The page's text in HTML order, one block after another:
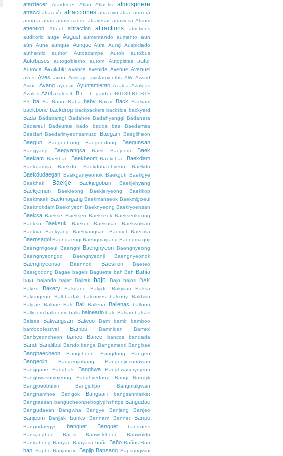
atardecer Atardecer Atlan Atlantis atmosphere
atracci atracción atracciones atractivo atrae atraerá
atrapar atrás atravesando atravesar atraviesa Atrium
attention Atteul attraction attractions
attrctions
auditorio
auge August aumentando aumento
aun
aún
Aune aunque Aunque Aura Auraji Auspiciado
authentic
author Autoacampe Autob autobús
Autobuses autogobierno autom Autopistas autor
Autovía Available avance avenida Avenue Avenuel
aves Aves avión Avistaje avistamientos AW Award
Awon Ayang ayudar Ayuntamiento Azalea Azaleas
Azales Azul azules b B b__b_garden B0139 B1 B1F
B3
ba Ba Baan Baba baby Bacar Back Backam
backbone backdrop backpackers backside backyard
Bada Badabaragi Badahoe Badahyanggi Badanara
Badareul
Badeurae bado bados bae
Baedamsa
Baedari Baedarimyeonsamuso Baegam Baegilheon
Baegun Baegunbong Baegundong Baegunsan
Baegyang Baegyangsa Baeil Baejeom
Baek
Baekam Baekban Baekbeom Baekchae Baekdam
Baekdamsa Baekdo Baekdohaebyeon Baekdu
Baekdudaegan Baekgamyeonok Baekgok Baekgye
Baekhak
Baekje Baekjegobun Baekjehyang
Baekjemun Baekjeong Baekjeryeong
Baekkop
Baekmaek Baekmagang Baekmanseok Baekmigoeul
Baeknokdam Baeknyeon Baeknyeong Baekryoensan
Baeksa Baekse Baekseo Baekseok Baekseokdong
Baeksu
Baeksuk Baekun Baekusan
Baekwolsan
Baekya
Baekyang Baekyangsan Baemet Baemsa
Baemsagol Baendaengi Baengmagang Baengmagoji
Baengmigoeul Baengni Baengnyeon Baengnyeong
Baengnyeongdo
Baengnyeonji Baengnyeonok
Baengnyeonsa Baennori Baesiron
Baeteo
Baetgodong Bagae bagels Baguette bah Bah Bahía
baja
bajando bajar Bajirak bajo Bajo bajos
BAK
Baked
Bakery Bakgane Bakjido Bakjisan
Baksa
Baksugeun
Balbbadak balconies balcony
Baldwin
Balgae
Balhae Bali Ball Ballena Ballenas
balloon
Ballroom ballrooms balls balneario balo Balsan balsas
Balsas
Balwangsan Balwoo Bam bamb
bamboo
bamboofestival
Bambú Bamnidan
Bamtol
Banbyeoncheon
banco Banco bancos bandada
Bandi Banditbul Bando banga Bangameori Bangbae
Bangbaecheon Bangcheon Bangdong Bangeo
Bangeojin Bangeojinhang
Bangeojinsunhwan
Banggane
Banghak Banghwa
Banghwasuryujeon
Banghwasuryujeong
Banghyedong Bangi
Bangjik
Bangjoeoburim
Bangjukpo
Bangmulgwan
Bangnamhoe
Bangok Bangsan
bangsanmarket
Bangtaesan bangucheonpetroglyphshttps Bangudae
Bangudaean Bangwha Bangye Banjang Banjeo
Banjeom Banjjak banks Bannam Banner Banpo
Banpodaegyo banquet Banquet
banquets
Bansanghoe
Bansi Banwolcheon
Banwoldo
Banyabong Banyan Banyasa baño Baño Baños Bao
bap Bapbo Bapjangin Bapjip Bapsang Bapsangwiui